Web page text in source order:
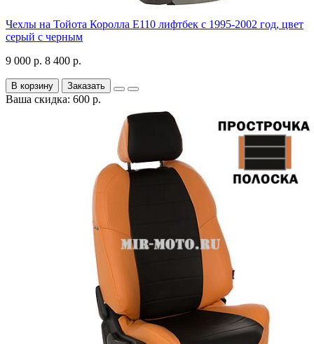
Чехлы на Тойота Королла Е110 лифтбек с 1995-2002 год, цвет
серый с черным
9 000 р. 8 400 р.
В корзину Заказать
Ваша скидка: 600 р.